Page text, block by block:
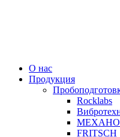
О нас
Продукция
Rocklabs
FRITSCH